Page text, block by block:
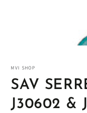
MVI SHOP
SAV
J30602 &